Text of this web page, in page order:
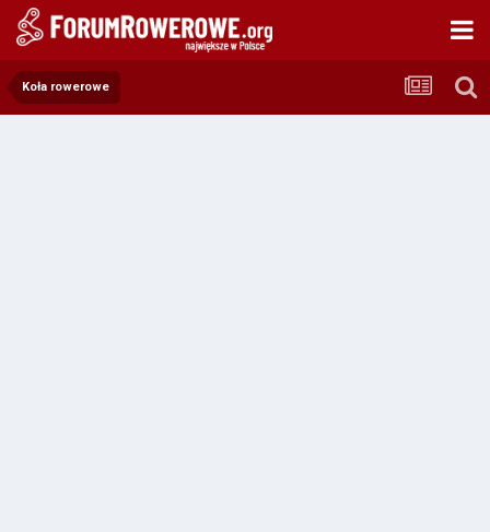
Koła rowerowe